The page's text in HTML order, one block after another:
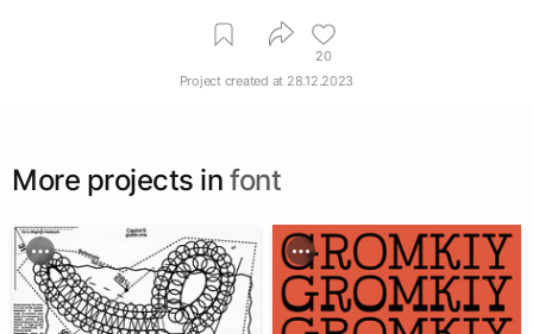
20
Project created at 28.12.2023
More projects in font